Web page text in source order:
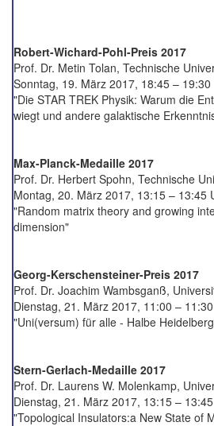
Robert-Wichard-Pohl-Preis 2017
Prof. Dr. Metin Tolan, Technische
Sonntag, 19. März 2017, 18:45 – 19:30
"Die STAR TREK Physik: Warum die
wiegt und andere galaktische
Max-Planck-Medaille 2017
Prof. Dr. Herbert Spohn, Technische
Montag, 20. März 2017, 13:15 – 13:45
"Random matrix theory and growing
dimension"
Georg-Kerschensteiner-Preis 2017
Prof. Dr. Joachim Wambsganß,
Dienstag, 21. März 2017, 11:00 –
"Uni(versum) für alle - Halbe
Stern-Gerlach-Medaille 2017
Prof. Dr. Laurens W. Molenkamp,
Dienstag, 21. März 2017, 13:15 –
"Topological Insulators:a New State of